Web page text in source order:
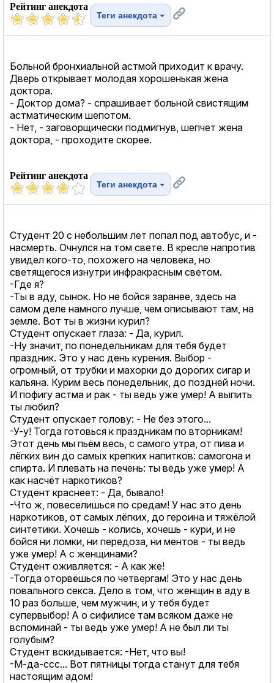
Рейтинг анекдота
Теги анекдота
Больной бронхиальной астмой приходит к врачу.
Дверь открывает молодая хорошенькая жена
доктора.
- Доктор дома? - спрашивает больной свистящим
астматическим шепотом.
- Нет, - заговорщически подмигнув, шепчет жена
доктора, - проходите скорее.
Рейтинг анекдота
Теги анекдота
Студент 20 с небольшим лет попал под автобус, и -
насмерть. Очнулся на том свете. В кресле напротив
увидел кого-то, похожего на человека, но
светящегося изнутри инфракрасным светом.
-Где я?
-Ты в аду, сынок. Но не бойся заранее, здесь на
самом деле намного лучше, чем описывают там, на
земле. Вот ты в жизни курил?
Студент опускает глаза: - Да, курил.
-Ну значит, по понедельникам для тебя будет
праздник. Это у нас день курения. Выбор -
огромный, от трубки и махорки до дорогих сигар и
кальяна. Курим весь понедельник, до поздней ночи.
И пофигу астма и рак - ты ведь уже умер! А выпить
ты любил?
Студент опускает голову: - Не без этого...
-У-у! Тогда готовься к праздникам по вторникам!
Этот день мы пьём весь, с самого утра, от пива и
лёгких вин до самых крепких напитков: самогона и
спирта. И плевать на печень: ты ведь уже умер! А
как насчёт наркотиков?
Студент краснеет: - Да, бывало!
-Что ж, повеселишься по средам! У нас это день
наркотиков, от самых лёгких, до героина и тяжёлой
синтетики. Хочешь - колись, хочешь - кури, и не
бойся ни ломки, ни передоза, ни ментов - ты ведь
уже умер! А с женщинами?
Студент оживляется: - А как же!
-Тогда оторвёшься по четвергам! Это у нас день
повального cекcа. Дело в том, что женщин в аду в
10 раз больше, чем мужчин, и у тебя будет
супервыбор! А о сифилисе там всяком даже не
вспоминай - ты ведь уже умер! А не был ли ты
голубым?
Студент вскидывается: -Нет, что вы!
-М-да-ссс... Вот пятницы тогда станут для тебя
настоящим адом!